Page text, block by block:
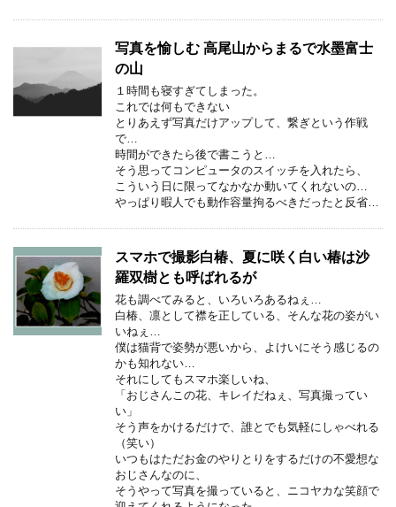
写真を愉しむ 高尾山からまるで水墨富士
の山
１時間も寝すぎてしまった。
これでは何もできない
とりあえず写真だけアップして、繋ぎという作戦
で…
時間ができたら後で書こうと…
そう思ってコンピュータのスイッチを入れたら、
こういう日に限ってなかなか動いてくれないの…
やっぱり暇人でも動作容量拘るべきだったと反省…
スマホで撮影白椿、夏に咲く白い椿は沙
羅双樹とも呼ばれるが
花も調べてみると、いろいろあるねぇ…
白椿、凛として襟を正している、そんな花の姿がい
いねぇ…
僕は猫背で姿勢が悪いから、よけいにそう感じるの
かも知れない…
それにしてもスマホ楽しいね、
「おじさんこの花、キレイだねぇ、写真撮ってい
い」
そう声をかけるだけで、誰とでも気軽にしゃべれる
（笑い）
いつもはただお金のやりとりをするだけの不愛想な
おじさんなのに、
そうやって写真を撮っていると、ニコヤカな笑顔で